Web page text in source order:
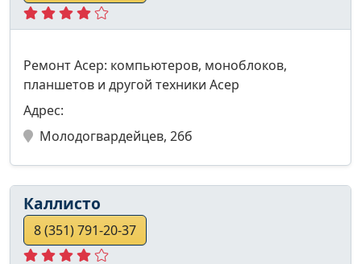
Ремонт Асер: компьютеров, моноблоков,
планшетов и другой техники Асер
Адрес:
Молодогвардейцев, 26б
Каллисто
8 (351) 791-20-37